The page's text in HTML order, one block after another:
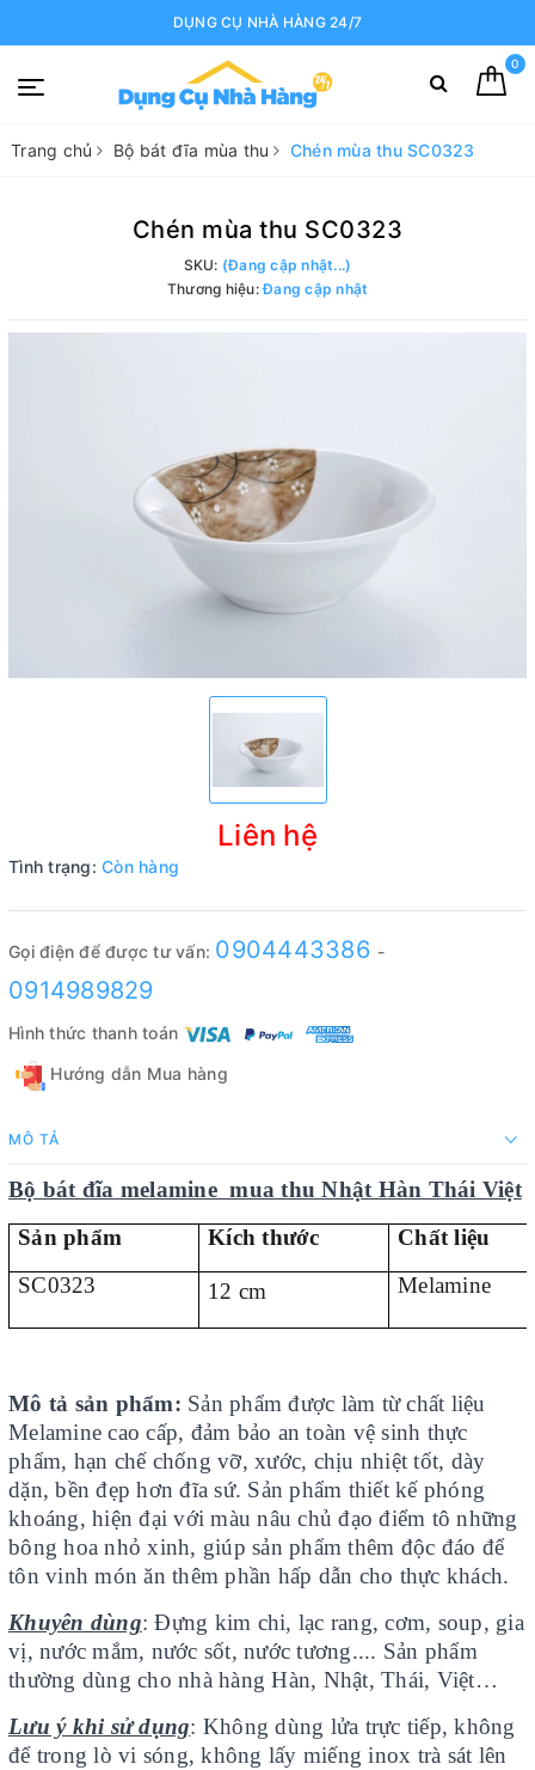
DỤNG CỤ NHÀ HÀNG 24/7
0
Trang chủ Bộ bát đĩa mùa thu Chén mùa thu SC0323
Chén mùa thu SC0323
SKU: (Đang cập nhật...)
Thương hiệu:Đang cập nhật
Liên hệ
Tình trạng: Còn hàng
Gọi điện để được tư vấn: 0904443386 -
0914989829
Hình thức thanh toán
Hướng dẫn Mua hàng
MÔ TẢ
Bộ bát đĩa melamine mua thu Nhật Hàn Thái Việt
Sản phẩm
Kích thước
Chất liệu
SC0323
12 cm Melamine
Mô tả sản phẩm: Sản phẩm được làm từ chất liệu
Melamine cao cấp, đảm bảo an toàn vệ sinh thực
phẩm, hạn chế chống vỡ, xước, chịu nhiệt tốt, dày
dặn, bền đẹp hơn đĩa sứ. Sản phẩm thiết kế phóng
khoáng, hiện đại với màu nâu chủ đạo điểm tô những
bông hoa nhỏ xinh, giúp sản phẩm thêm độc đáo để
tôn vinh món ăn thêm phần hấp dẫn cho thực khách.
Khuyên dùng: Đựng kim chi, lạc rang, cơm, soup, gia
vị, nước mắm, nước sốt, nước tương.... Sản phẩm
thường dùng cho nhà hàng Hàn, Nhật, Thái, Việt…
Lưu ý khi sử dụng: Không dùng lửa trực tiếp, không
để trong lò vi sóng, không lấy miếng inox trà sát lên